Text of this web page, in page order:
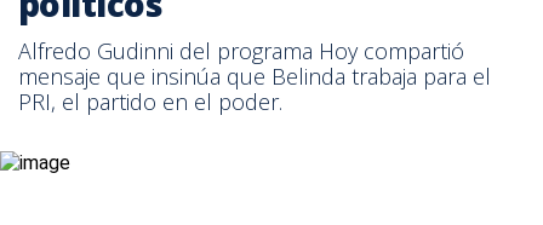
Alfredo Gudinni del programa Hoy compartió
mensaje que insinúa que Belinda trabaja para el
PRI, el partido en el poder.